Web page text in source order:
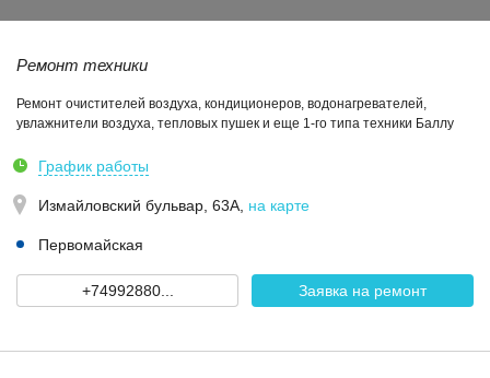
Ремонт техники
Ремонт очистителей воздуха, кондиционеров, водонагревателей,
увлажнители воздуха, тепловых пушек и еще 1-го типа техники Баллу
График работы
Измайловский бульвар, 63А на карте
Первомайская
+74992880... Заявка на ремонт